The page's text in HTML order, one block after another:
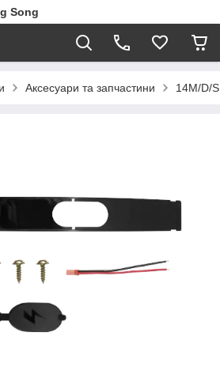
Song
Аксесуари та запчастини 14M/D/